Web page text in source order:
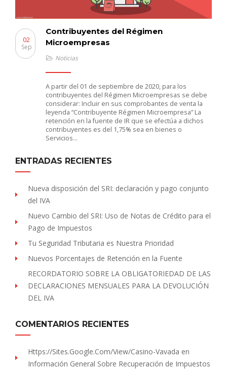
Contribuyentes del Régimen
Microempresas
02
Sep
Noticias
A partir del 01 de septiembre de 2020, para los
contribuyentes del Régimen Microempresas se debe
considerar: Incluir en sus comprobantes de venta la
leyenda “Contribuyente Régimen Microempresa” La
retención en la fuente de IR que se efectúa a dichos
contribuyentes es del 1,75% sea en bienes o
Servicios…
ENTRADAS RECIENTES
Nueva disposición del SRI: declaración y pago conjunto
del IVA
Nuevo Cambio del SRI: Uso de Notas de Crédito para el
Pago de Impuestos
Tu Seguridad Tributaria es Nuestra Prioridad
Nuevos Porcentajes de Retención en la Fuente
RECORDATORIO SOBRE LA OBLIGATORIEDAD DE LAS
DECLARACIONES MENSUALES PARA LA DEVOLUCIÓN
DEL IVA
COMENTARIOS RECIENTES
Https://sites.Google.com/view/Casino-Vavada en
Información General Sobre Recuperación de Impuestos